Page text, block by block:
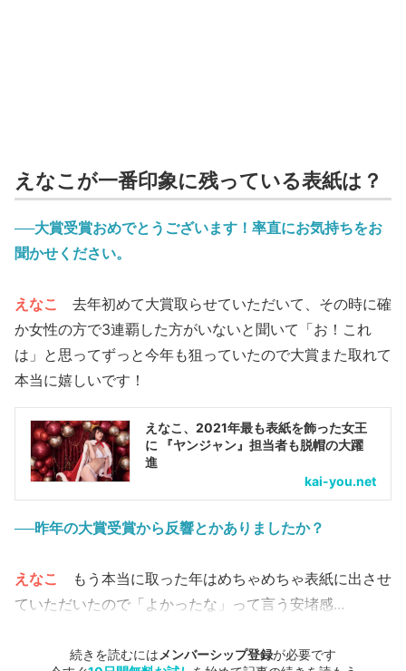
えなこが一番印象に残っている表紙は？
──大賞受賞おめでとうございます！率直にお気持ちをお
聞かせください。
えなこ
去年初めて大賞取らせていただいて、その時に確
か女性の方で3連覇した方がいないと聞いて「お！これ
は」と思ってずっと今年も狙っていたので大賞また取れて
本当に嬉しいです！
えなこ、2021年最も表紙を飾った女王
に 『ヤンジャン』担当者も脱帽の大躍
進
kai-you.net
──昨年の大賞受賞から反響とかありましたか？
えなこ
もう本当に取った年はめちゃめちゃ表紙に出させ
ていただいたので「よかったな」って言う安堵感...
続きを読むには メンバーシップ登録が必要です